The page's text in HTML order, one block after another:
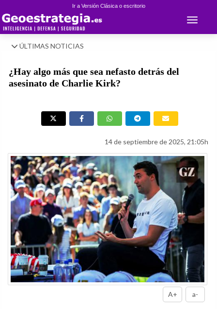
Ir a Versión Clásica o escritorio
Toggle
ÚLTIMAS NOTICIAS
¿Hay algo más que sea nefasto detrás del
asesinato de Charlie Kirk?
14 de septiembre de 2025, 21:05h
A+ a-